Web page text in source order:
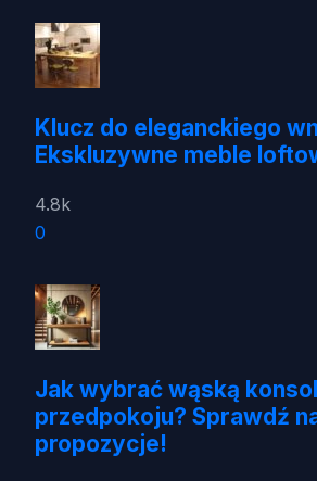
Klucz do eleganckiego
Ekskluzywne meble
4.8k
0
Jak wybrać wąską
przedpokoju? Sprawdź
propozycje!